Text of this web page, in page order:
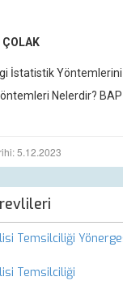
İstatistik
Nelerdir?
5.12.2023
Temsilciliği
Temsilciliği